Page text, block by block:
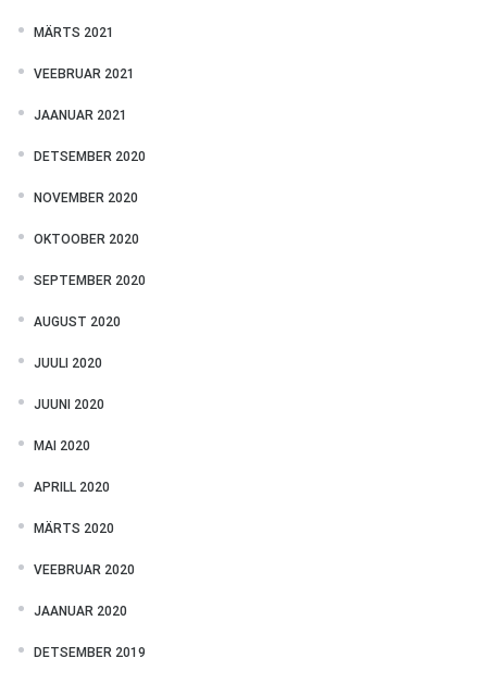
MÄRTS 2021
VEEBRUAR 2021
JAANUAR 2021
DETSEMBER 2020
NOVEMBER 2020
OKTOOBER 2020
SEPTEMBER 2020
AUGUST 2020
JUULI 2020
JUUNI 2020
MAI 2020
APRILL 2020
MÄRTS 2020
VEEBRUAR 2020
JAANUAR 2020
DETSEMBER 2019